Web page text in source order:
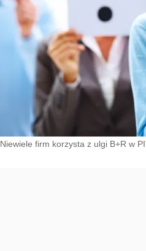
Niewiele firm korzysta z ulgi B+R w